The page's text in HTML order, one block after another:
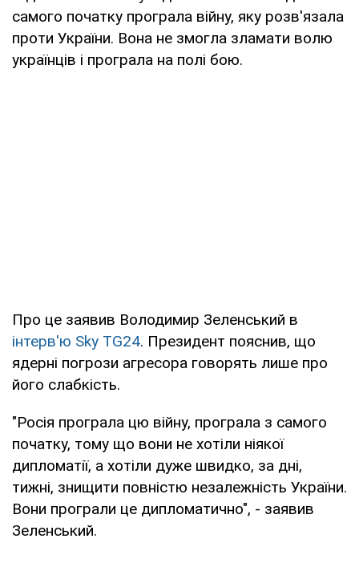
самого початку програла війну, яку розв'язала
проти України. Вона не змогла зламати волю
українців і програла на полі бою.
Про це заявив Володимир Зеленський в
інтерв'ю Sky TG24. Президент пояснив, що
ядерні погрози агресора говорять лише про
його слабкість.
"Росія програла цю війну, програла з самого
початку, тому що вони не хотіли ніякої
дипломатії, а хотіли дуже швидко, за дні,
тижні, знищити повністю незалежність України.
Вони програли це дипломатично", - заявив
Зеленський.